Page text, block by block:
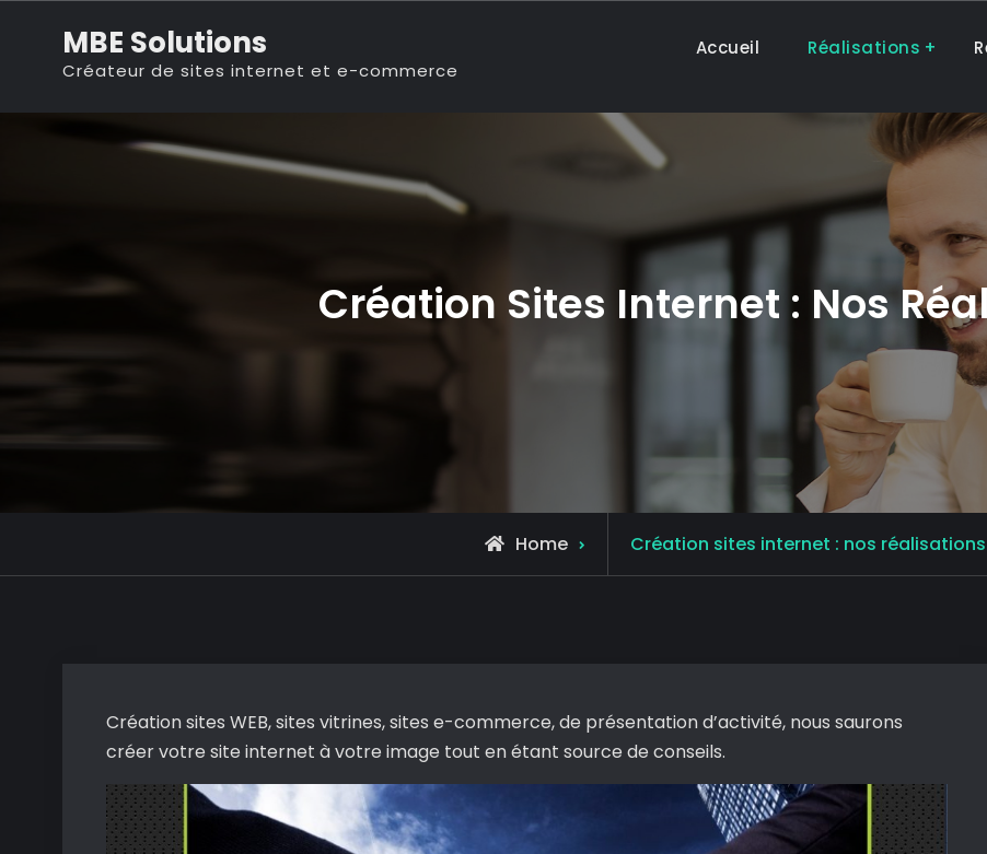
content
MBE Solutions
Créateur de sites internet et e-commerce
Accueil Réalisations
Création Sites Internet : Nos
Home Création sites internet : nos réalisations
Création sites WEB, sites vitrines, sites e-commerce, de présentation d’activité, nous saurons
créer votre site internet à votre image tout en étant source de conseils.